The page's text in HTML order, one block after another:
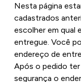
Nesta página
cadastrados
escolher em qual
entregue. Você
endereço de
Após o pedido
segurança o